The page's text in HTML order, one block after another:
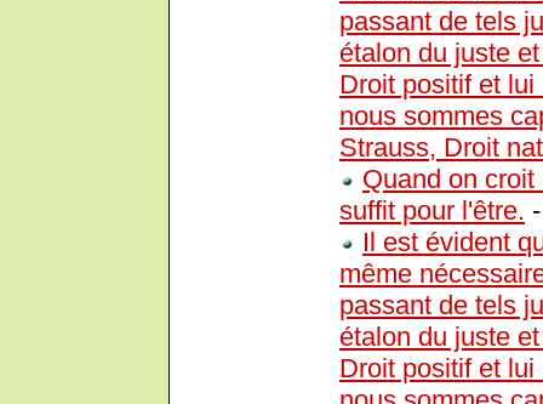
passant de tels
étalon du juste
Droit positif et
nous sommes
Strauss, Droit
Quand on
suffit pour l'être.
Il est évident
même
passant de tels
étalon du juste
Droit positif et